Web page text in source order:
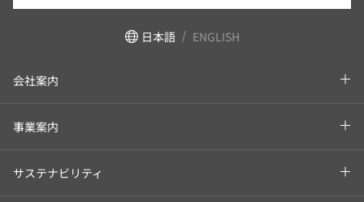
日本語 ENGLISH
会社案内
事業案内
サステナビリティ